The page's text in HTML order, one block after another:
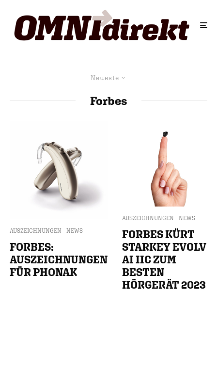
Neueste
Forbes
AUSZEICHNUNGEN NEWS
FORBES:
AUSZEICHNUNGEN
FÜR PHONAK
AUSZEICHNUNGEN NEWS
FORBES KÜRT
STARKEY EVOLV
AI IIC ZUM
BESTEN
HÖRGERÄT 2023